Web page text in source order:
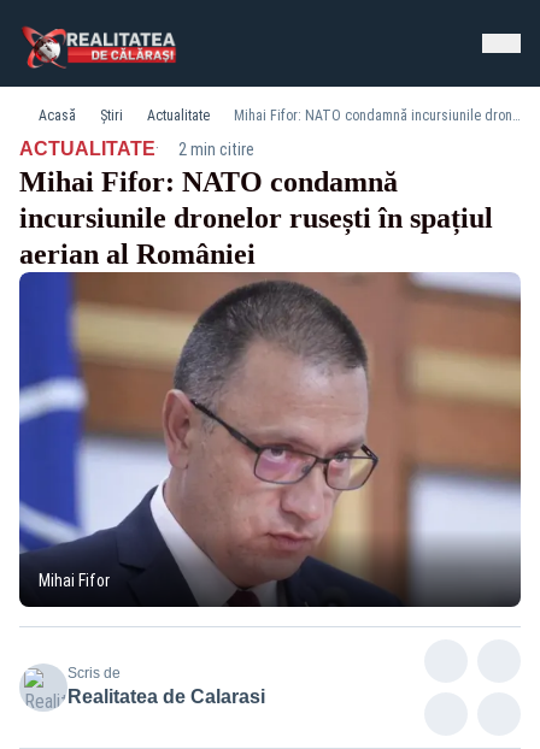
Acasă Știri Actualitate Mihai Fifor: NATO condamnă incursiunile dronelor rusești în spațiul aerian al României
ACTUALITATE· 2 min citire
Mihai Fifor: NATO condamnă
incursiunile dronelor rusești în spațiul
aerian al României
Mihai Fifor
Scris de
Realitatea de Calarasi